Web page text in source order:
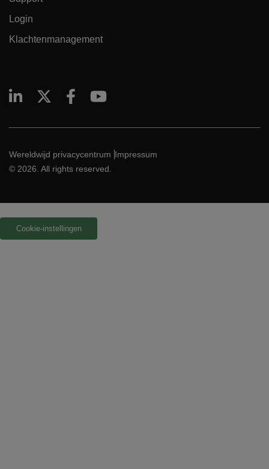
Login
Klachtenmanagement
Wereldwijd privacycentrum Impressum
© 2026. All rights reserved.
Cookie-instellingen